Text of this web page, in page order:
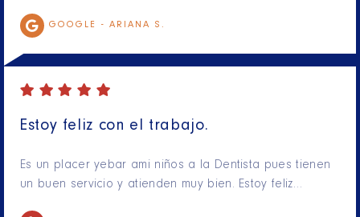
GOOGLE - ARIANA S.
Estoy feliz con el trabajo.
Es un placer yebar ami niños a la Dentista pues tienen
un buen servicio y atienden muy bien. Estoy feliz…